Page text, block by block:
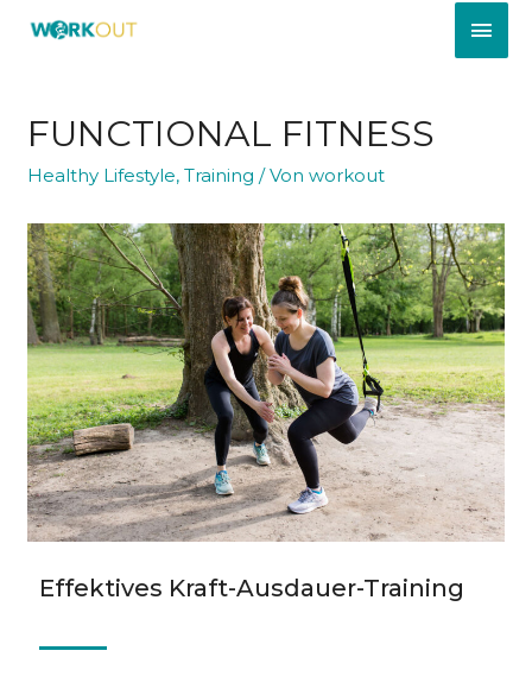
FUNCTIONAL FITNESS
Healthy Lifestyle,Training / Vonworkout
Effektives Kraft-Ausdauer-Training